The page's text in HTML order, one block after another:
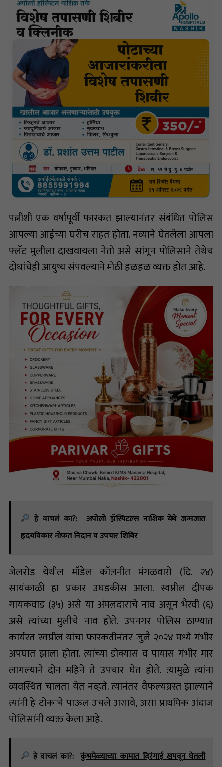
पत्नीशी एक वर्षापूर्वी फारकत झाल्यानंतर संबंधित पोलिस
आपल्या आईच्या घरीच राहत होता. नव्याने घेतलेला आपला
फ्लॅट मुलीला दाखवायला नेतो असे सांगून पोलिसाने तेथेच
दोघांचेही आयुष्य संपवल्याने मोठी हळहळ व्यक्त होत आहे.
हे वाचलं का?:
अपोलो हॉस्पिटल्स नाशिक येथे जन्मजात
हृदयविकार मोफत निदान व उपचार शिबिर
जेलरोड येथील मॉडेल कॉलनीत मंगळवारी (दि. २४)
सायंकाळी हा प्रकार उघडकीस आला. स्वप्नील दीपक
गायकवाड (३५) असे या अंमलदाराचे नाव असून भैरवी (६)
असे त्यांच्या मुलीचे नाव होते. उपनगर पोलिस ठाण्यात
कार्यरत स्वप्नील यांचा फारकतीनंतर जुलै २०२४ मध्ये गंभीर
अपघात झाला होता. त्यांच्या डोक्यास व पायास गंभीर मार
लागल्याने दोन महिने ते उपचार घेत होते. त्यामुळे त्यांना
व्यवस्थित चालता येत नव्हते. त्यानंतर वैफल्यग्रस्त झाल्याने
त्यांनी हे टोकाचे पाऊल उचले असावे, असा प्राथमिक अंदाज
पोलिसांनी व्यक्त केला आहे.
हे वाचलं का?: कुंभमेळ्याच्या कामात दिरंगाई खपवून घेतली